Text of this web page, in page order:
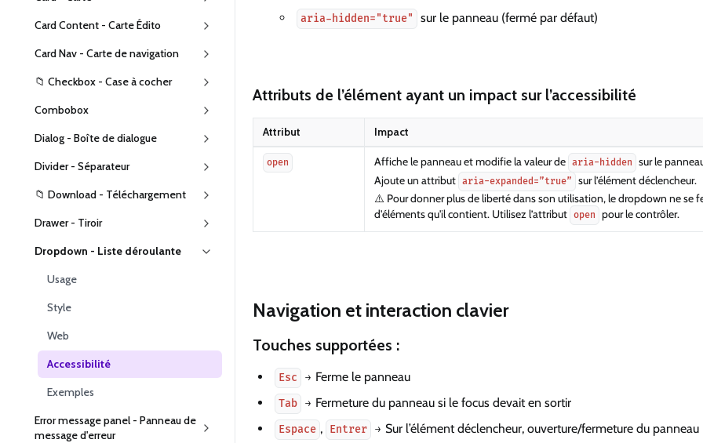
Card Content - Carte Édito
Card Nav - Carte de navigation
📁 Checkbox - Case à cocher
Combobox
Dialog - Boîte de dialogue
Divider - Séparateur
📁 Download - Téléchargement
Drawer - Tiroir
Dropdown - Liste déroulante
Usage
Style
Web
Accessibilité
Exemples
Error message panel - Panneau de
message d'erreur
aria-hidden="true" sur le panneau (fermé par défaut)
Attributs de l’élément ayant un impact sur l’accessibilité
Attribut Impact
open Affiche le panneau et modifie la valeur de aria-hidden sur le
Ajoute un attribut aria-expanded=”true” sur l’élément déclencheur.
⚠️ Pour donner plus de liberté dans son utilisation, le dropdown ne se
d'éléments qu'il contient. Utilisez l’attribut open pour le contrôler.
Navigation et interaction clavier
Touches supportées :
Esc → Ferme le panneau
Tab → Fermeture du panneau si le focus devait en sortir
Espace , Entrer → Sur l’élément déclencheur, ouverture/fermeture du panneau